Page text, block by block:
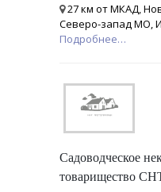
27 км от МКАД,
Северо-запад МО,
Подробнее…
Садоводческое
товарищество